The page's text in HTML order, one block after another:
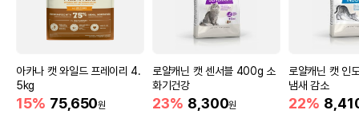
아카나 캣 와일드 프레이리 4.
5kg
15% 75,650원
로얄캐닌 캣 센서블 400g 소
화기건강
23% 8,300원
로얄캐닌 캣 인
냄새 감소
22%